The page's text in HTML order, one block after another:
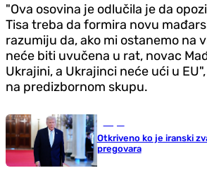
"Ova osovina je odlučila je da
Tisa treba da formira novu
razumiju da, ako mi ostanemo na
neće biti uvučena u rat, novac
Ukrajini, a Ukrajinci neće ući u
na predizbornom skupu.
Otkriveno ko je iranski
pregovara